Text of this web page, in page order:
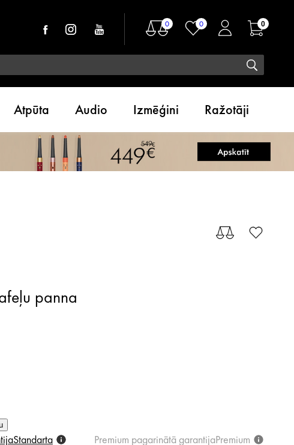
0 0 0
Atpūta Audio Izmēģini Ražotāji
panna
Standarta Premium pagarinātā garantijaPremium